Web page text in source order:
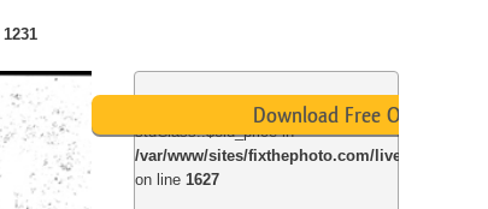
1231
: Undefined property:
stdClass::$old_price in
/var/www/sites/fixthephoto.com/live/includes/
on line 1627
Download Free Overlay